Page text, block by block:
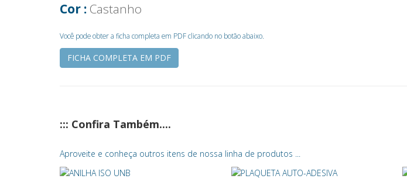
Cor : Castanho
Você pode obter a ficha completa em PDF clicando no botão abaixo.
FICHA COMPLETA EM PDF
::: Confira Também....
Aproveite e conheça outros itens de nossa linha de produtos ...